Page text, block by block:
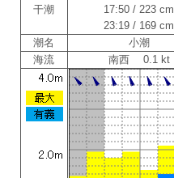
干潮
17:50 / 223 cm
23:19 / 169 cm
潮名 小潮
海流
南西 0.1 kt